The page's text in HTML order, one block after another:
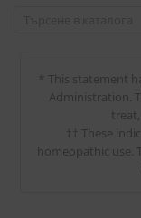
* This statement
Administration.
†† These
homeopathic use.